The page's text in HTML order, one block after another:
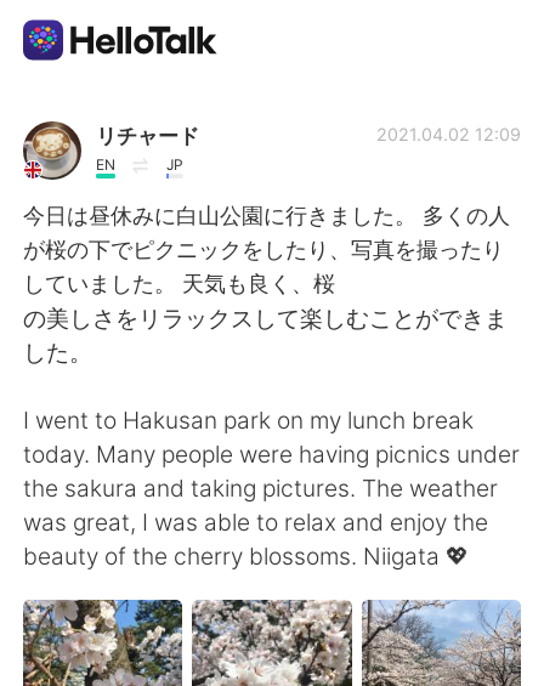
언어 교환 앱
AI Grammar Checker
한국어
English
繁體中文 Español
العربية Français
Deutsch 日本語
Русский ไทย
Indonesia Italiano
リチャード
EN JP
2021.04.02 12:09
今日は昼休みに白山公園に行きました。 多くの人
が桜の下でピクニックをしたり、写真を撮ったり
していました。 天気も良く、桜
の美しさをリラックスして楽しむことができま
した。
I went to Hakusan park on my lunch break
today. Many people were having picnics under
the sakura and taking pictures. The weather
was great, I was able to relax and enjoy the
beauty of the cherry blossoms. Niigata 💖